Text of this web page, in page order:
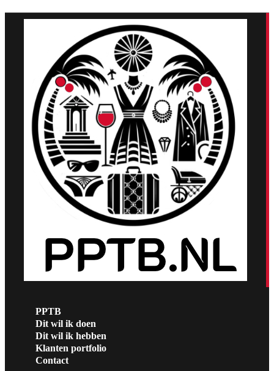
PPTB
Dit wil ik doen
Dit wil ik hebben
Klanten portfolio
Contact